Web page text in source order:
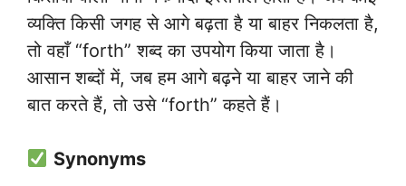
व्यक्ति किसी जगह से आगे बढ़ता है या बाहर निकलता है,
तो वहाँ “forth” शब्द का उपयोग किया जाता है।
आसान शब्दों में, जब हम आगे बढ़ने या बाहर जाने की
बात करते हैं, तो उसे “forth” कहते हैं।
Synonyms